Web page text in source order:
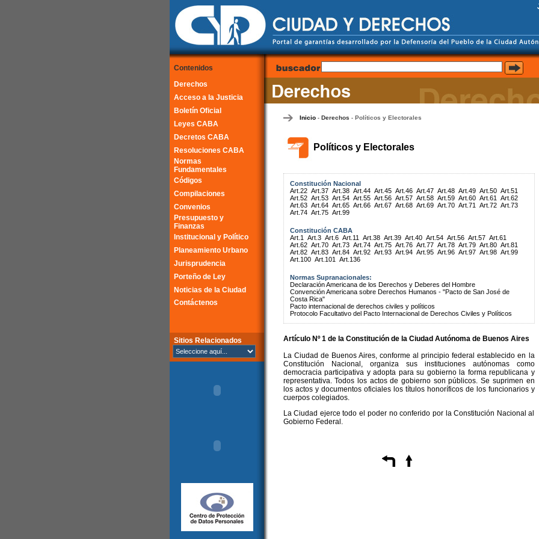
Contenidos
Derechos
Acceso a la Justicia
Boletín Oficial
Leyes CABA
Decretos CABA
Resoluciones CABA
Normas
Fundamentales
Códigos
Compilaciones
Convenios
Presupuesto y
Finanzas
Institucional y Político
Planeamiento Urbano
Jurisprudencia
Porteño de Ley
Noticias de la Ciudad
Contáctenos
Sitios Relacionados
Inicio- Derechos - Políticos y Electorales
Políticos y Electorales
Constitución Nacional
Art.22 Art.37 Art.38 Art.44 Art.45 Art.46 Art.47 Art.48 Art.49 Art.50 Art.51
Art.52 Art.53 Art.54 Art.55 Art.56 Art.57 Art.58 Art.59 Art.60 Art.61
Art.62
Art.63 Art.64 Art.65 Art.66 Art.67 Art.68 Art.69 Art.70 Art.71 Art.72 Art.73
Art.74 Art.75 Art.99
Constitución CABA
Art.1
Art.3 Art.6 Art.11 Art.38 Art.39 Art.40 Art.54 Art.56 Art.57 Art.61
Art.62 Art.70 Art.73 Art.74 Art.75 Art.76 Art.77 Art.78 Art.79 Art.80 Art.81
Art.82 Art.83 Art.84 Art.92 Art.93 Art.94 Art.95 Art.96 Art.97 Art.98 Art.99
Art.100 Art.101 Art.136
Normas Supranacionales:
Declaración Americana de los Derechos y Deberes del Hombre
Convención Americana sobre Derechos Humanos - "Pacto de San José de
Costa Rica"
Pacto internacional de derechos civiles y políticos
Protocolo Facultativo del Pacto Internacional de Derechos Civiles y Políticos
Artículo Nº 1 de la Constituciónde la Ciudad Autónoma de Buenos Aires
La Ciudad de Buenos Aires, conforme al principio federal establecido en la
Constitución Nacional, organiza sus instituciones autónomas como
democracia participativa y adopta para su gobierno la forma republicana y
representativa. Todos los actos de gobierno son públicos. Se suprimen en
los actos y documentos oficiales los títulos honoríficos de los funcionarios y
cuerpos colegiados.
La Ciudad ejerce todo el poder no conferido por la Constitución Nacional al
Gobierno Federal.